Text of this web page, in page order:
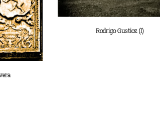
Rodrigo Gustioz (I)